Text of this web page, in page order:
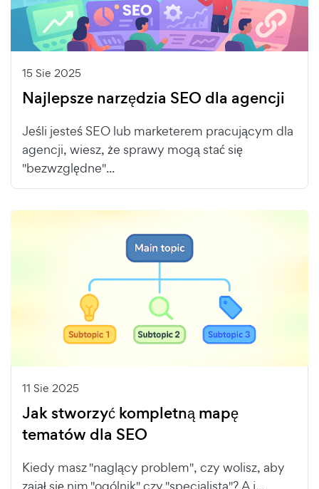
15 Sie 2025
Najlepsze narzędzia SEO dla agencji
Jeśli jesteś SEO lub marketerem pracującym dla
agencji, wiesz, że sprawy mogą stać się
"bezwzględne"...
11 Sie 2025
Jak stworzyć kompletną mapę
tematów dla SEO
Kiedy masz "naglący problem", czy wolisz, aby
zajął się nim "ogólnik" czy "specjalista"? A j...